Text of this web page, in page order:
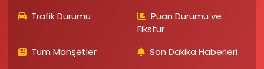
Trafik Durumu
Puan Durumu ve
Fikstür
Tüm Manşetler
Son Dakika Haberleri